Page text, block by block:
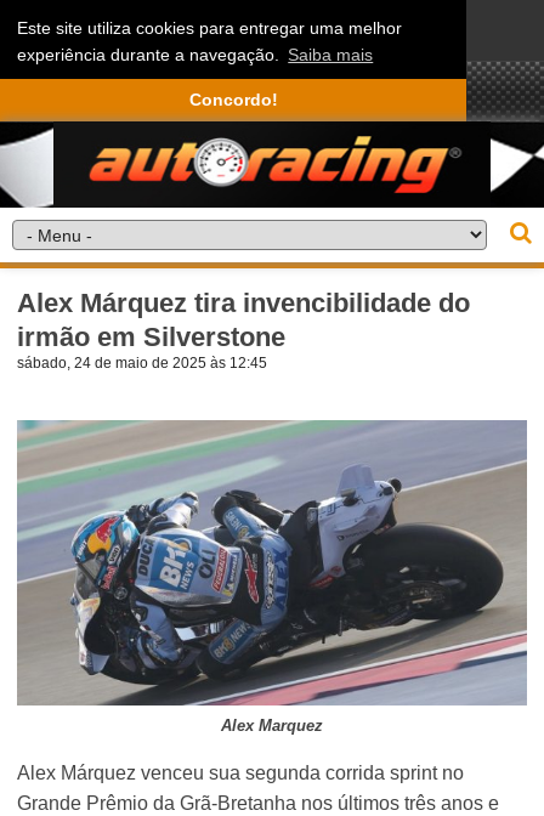
Este site utiliza cookies para entregar uma melhor
experiência durante a navegação. Saiba mais
Concordo!
Alex Márquez tira invencibilidade do
irmão em Silverstone
sábado, 24 de maio de 2025 às 12:45
Alex Marquez
Alex Márquez venceu sua segunda corrida sprint no
Grande Prêmio da Grã-Bretanha nos últimos três anos e